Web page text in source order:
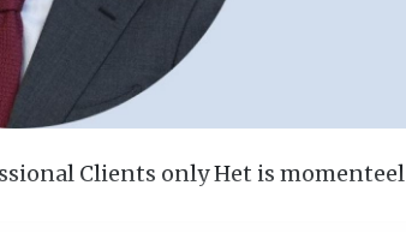
Clients only Het is momenteel